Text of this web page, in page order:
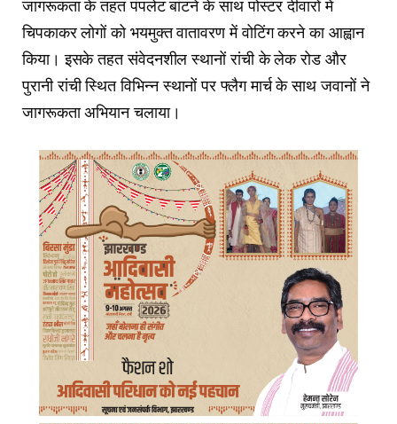
जागरूकता के तहत पंपलेट बांटने के साथ पोस्टर दीवारों में
चिपकाकर लोगों को भयमुक्त वातावरण में वोटिंग करने का आह्वान
किया। इसके तहत संवेदनशील स्थानों रांची के लेक रोड और
पुरानी रांची स्थित विभिन्न स्थानों पर फ्लैग मार्च के साथ जवानों ने
जागरूकता अभियान चलाया।